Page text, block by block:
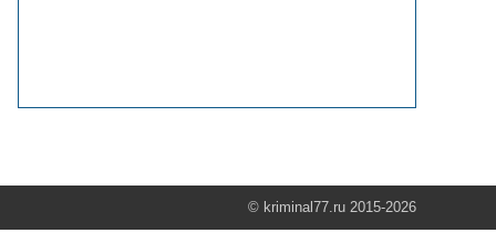
© kriminal77.ru 2015-2026